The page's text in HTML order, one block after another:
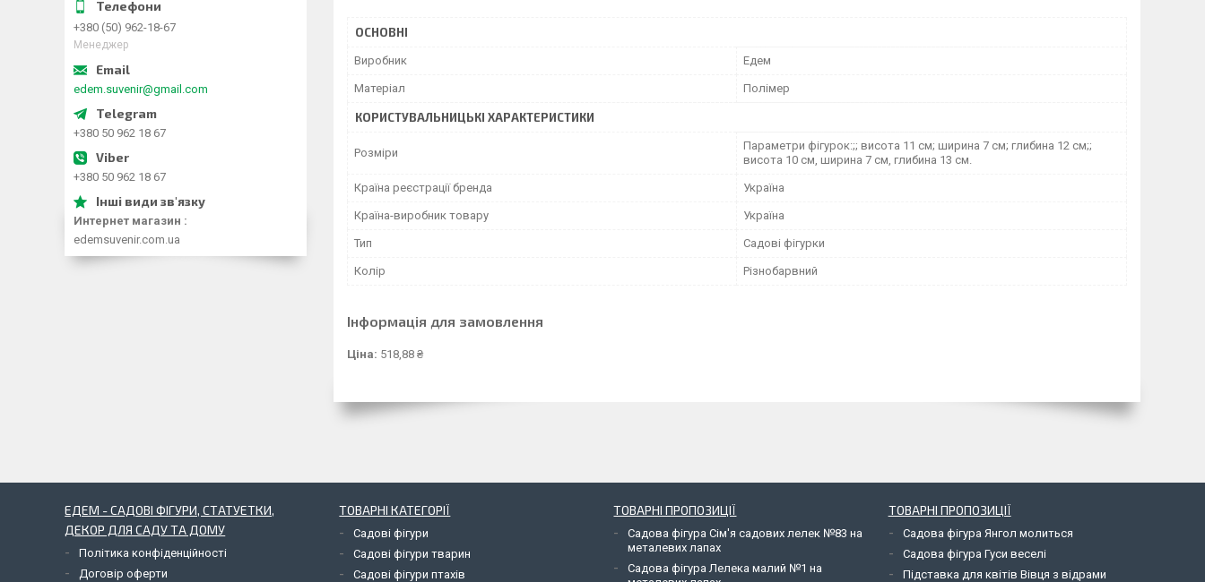
ОСНОВНІ
Виробник Едем
Матеріал Полімер
КОРИСТУВАЛЬНИЦЬКІ ХАРАКТЕРИСТИКИ
Розміри
Параметри фігурок:;; висота 11 см; ширина 7 см; глибина 12 см;;
висота 10 см, ширина 7 см, глибина 13 см.
Країна реєстрації бренда Україна
Країна-виробник товару Україна
Тип Садові фігурки
Колір Різнобарвний
Інформація для замовлення
Ціна: 518,88 ₴
+380 (50) 962-18-67
Менеджер
edem.suvenir@gmail.com
+380 50 962 18 67
+380 50 962 18 67
Интернет магазин
edemsuvenir.com.ua
ЕДЕМ - САДОВІ ФІГУРИ, СТАТУЕТКИ,
ДЕКОР ДЛЯ САДУ ТА ДОМУ
Політика конфіденційності
Договір оферти
ТОВАРНІ КАТЕГОРІЇ
Садові фігури
Садові фігури тварин
Садові фігури птахів
ТОВАРНІ ПРОПОЗИЦІЇ
Садова фігура Сім'я садових лелек №83 на
металевих лапах
Садова фігура Лелека малий №1 на
ТОВАРНІ ПРОПОЗИЦІЇ
Садова фігура Янгол молиться
Садова фігура Гуси веселі
Підставка для квітів Вівця з відрами